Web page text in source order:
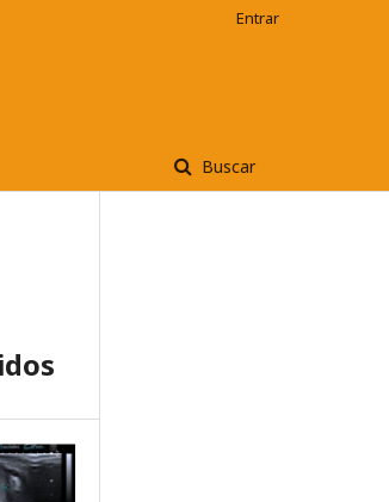
Buscar
Entrar